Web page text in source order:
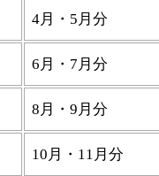
4月・5月分
6月・7月分
8月・9月分
10月・11月分